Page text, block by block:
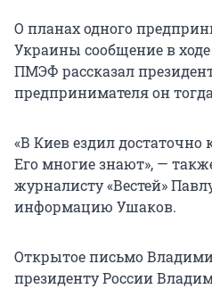
О планах одного
Украины сообщение в
ПМЭФ рассказал
предпринимателя он
«В Киев ездил
Его многие знают», —
журналисту «Вестей»
информацию Ушаков.
Открытое письмо
президенту России